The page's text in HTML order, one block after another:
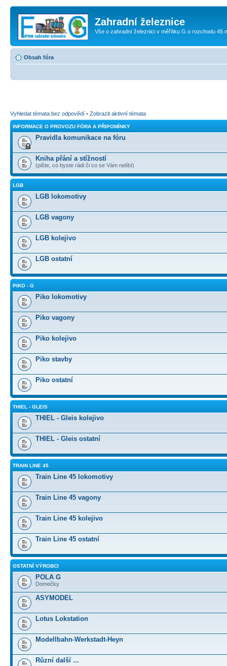
Zahradní železnice
Vše o zahradní železnici v měřítku G o rozchodu 45
Obsah fóra
Vyhledat témata bez odpovědí • Zobrazit aktivní témata
INFORMACE O PROVOZU FÓRA A PŘIPOMÍNKY
Pravidla komunikace na fóru
Kniha přání a stížností
(pište, co byste rádi či co se Vám nelíbí)
LGB
LGB lokomotivy
LGB vagony
LGB kolejivo
LGB ostatní
PIKO - G
Piko lokomotivy
Piko vagony
Piko kolejivo
Piko stavby
Piko ostatní
THIEL - GLEIS
THIEL - Gleis kolejivo
THIEL - Gleis ostatní
TRAIN LINE 45
Train Line 45 lokomotivy
Train Line 45 vagony
Train Line 45 kolejivo
Train Line 45 ostatní
OSTATNÍ VÝROBCI
POLA G
Domečky
ASYMODEL
Lotus Lokstation
Modellbahn-Werkstadt-Heyn
Různí další ...